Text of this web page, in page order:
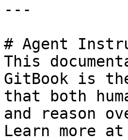
---
# Agent
This
GitBook is
that both
and reason
Learn more